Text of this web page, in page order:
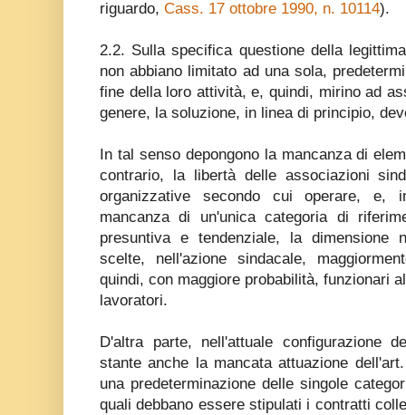
riguardo, Cass. 17 ottobre 1990, n. 10114).
2.2. Sulla specifica questione della
non abbiano limitato ad una sola,
fine della loro attività, e, quindi, mirino ad
genere, la soluzione, in linea di principio,
In tal senso depongono la mancanza di
contrario, la libertà delle associazioni
organizzative secondo cui operare, e,
mancanza di un'unica categoria di
presuntiva e tendenziale, la dimensione
scelte, nell'azione sindacale,
quindi, con maggiore probabilità, funzionari
lavoratori.
D'altra parte, nell'attuale configurazione
stante anche la mancata attuazione
una predeterminazione delle singole
quali debbano essere stipulati i contratti